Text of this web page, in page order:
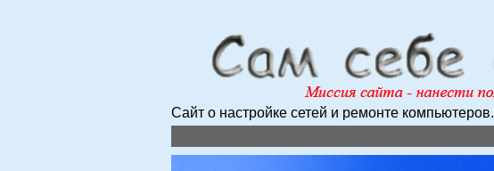
Сайт о настройке сетей и ремонте компьютеров.